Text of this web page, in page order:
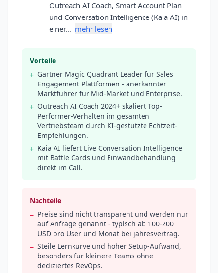
Outreach AI Coach, Smart Account Plan
und Conversation Intelligence (Kaia AI) in
einer… mehr lesen
Vorteile
+ Gartner Magic Quadrant Leader fur Sales
Engagement Plattformen - anerkannter
Marktfuhrer fur Mid-Market und Enterprise.
+ Outreach AI Coach 2024+ skaliert Top-
Performer-Verhalten im gesamten
Vertriebsteam durch KI-gestutzte Echtzeit-
Empfehlungen.
+ Kaia AI liefert Live Conversation Intelligence
mit Battle Cards und Einwandbehandlung
direkt im Call.
Nachteile
− Preise sind nicht transparent und werden nur
auf Anfrage genannt - typisch ab 100-200
USD pro User und Monat bei jahresvertrag.
− Steile Lernkurve und hoher Setup-Aufwand,
besonders fur kleinere Teams ohne
dediziertes RevOps.